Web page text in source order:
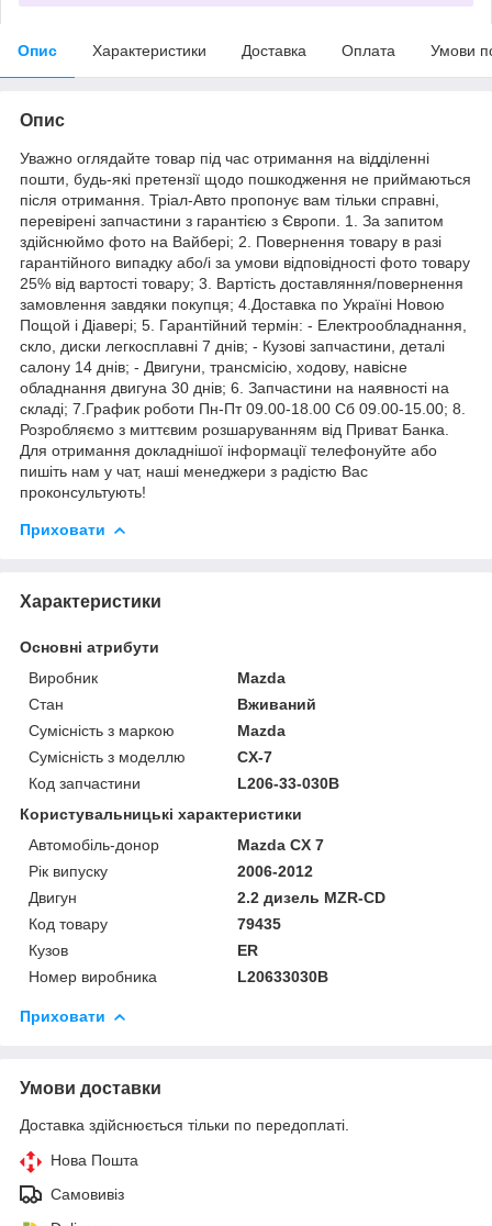
Опис Характеристики Доставка Оплата Умови
Опис
Уважно оглядайте товар під час отримання на відділенні
пошти, будь-які претензії щодо пошкодження не приймаються
після отримання. Тріал-Авто пропонує вам тільки справні,
перевірені запчастини з гарантією з Європи. 1. За запитом
здійснюймо фото на Вайбері; 2. Повернення товару в разі
гарантійного випадку або/і за умови відповідності фото товару
25% від вартості товару; 3. Вартість доставляння/повернення
замовлення завдяки покупця; 4.Доставка по Україні Новою
Пощой і Діавері; 5. Гарантійний термін: - Електрообладнання,
скло, диски легкосплавні 7 днів; - Кузові запчастини, деталі
салону 14 днів; - Двигуни, трансмісію, ходову, навісне
обладнання двигуна 30 днів; 6. Запчастини на наявності на
складі; 7.График роботи Пн-Пт 09.00-18.00 Сб 09.00-15.00; 8.
Розробляємо з миттєвим розшаруванням від Приват Банка.
Для отримання докладнішої інформації телефонуйте або
пишіть нам у чат, наші менеджери з радістю Вас
проконсультують!
Приховати
Характеристики
Основні атрибути
Виробник
Mazda
Стан
Вживаний
Сумісність з маркою
Mazda
Сумісність з моделлю
CX-7
Код запчастини
L206-33-030B
Користувальницькі характеристики
Автомобіль-донор
Mazda CX 7
Рік випуску
2006-2012
Двигун
2.2 дизель MZR-CD
Код товару
79435
Кузов
ER
Номер виробника
L20633030B
Приховати
Умови доставки
Доставка здійснюється тільки по передоплаті.
Нова Пошта
Самовивіз